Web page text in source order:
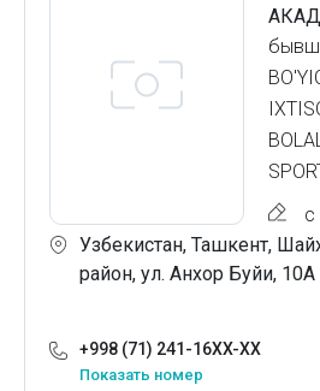
с
Узбекистан, Ташкент,
район, ул. Анхор Буйи, 10А
+998 (71) 241-16XX-XX
Показать номер